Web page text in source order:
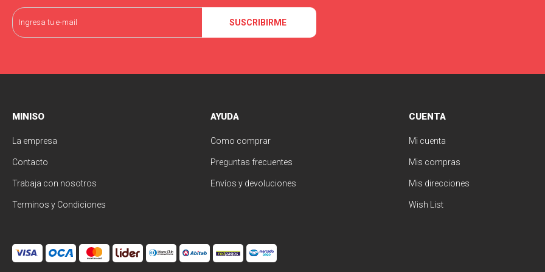
SUSCRIBIRME
MINISO
La empresa
Contacto
Trabaja con nosotros
Terminos y Condiciones
AYUDA
Como comprar
Preguntas frecuentes
Envíos y devoluciones
CUENTA
Mi cuenta
Mis compras
Mis direcciones
Wish List